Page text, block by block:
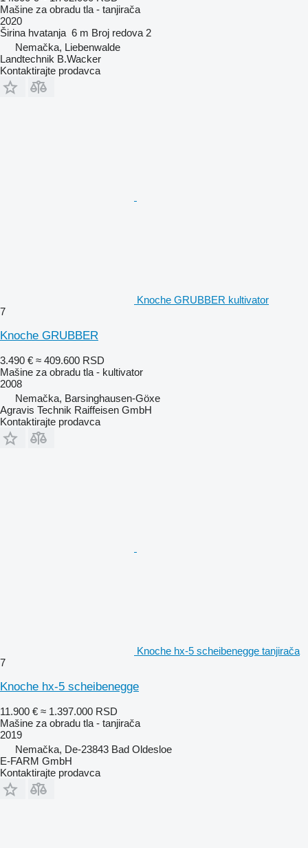
Mašine za obradu tla - tanjirača
2020
Širina hvatanja 6 m Broj redova 2
Nemačka, Liebenwalde
Landtechnik B.Wacker
Kontaktirajte prodavca
Knoche GRUBBER kultivator
7
Knoche GRUBBER
3.490 € ≈ 409.600 RSD
Mašine za obradu tla - kultivator
2008
Nemačka, Barsinghausen-Göxe
Agravis Technik Raiffeisen GmbH
Kontaktirajte prodavca
Knoche hx-5 scheibenegge tanjirača
7
Knoche hx-5 scheibenegge
11.900 € ≈ 1.397.000 RSD
Mašine za obradu tla - tanjirača
2019
Nemačka, De-23843 Bad Oldesloe
E-FARM GmbH
Kontaktirajte prodavca